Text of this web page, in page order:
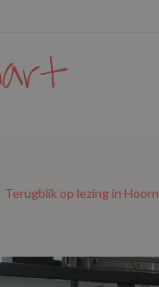
Terugblik op lezing in Hoorn